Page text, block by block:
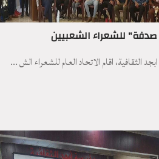
للشعراء الشعبيين
الثقافية، اقام الاتحاد العام للشعراء الش ...